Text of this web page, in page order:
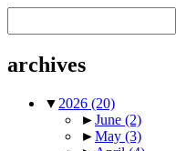
archives
▼ 2026 (20)
►June (2)
►May (3)